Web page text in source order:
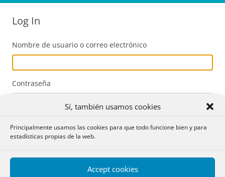
Sí, también usamos cookies
Principalmente usamos las cookies para que todo funcione bien y para
estadísticas propias de la web.
Accept cookies
Log In
Nombre de usuario o correo electrónico
Contraseña